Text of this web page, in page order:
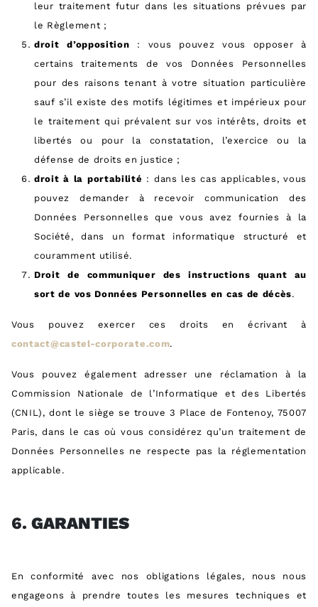
leur traitement futur dans les situations prévues par
le Règlement ;
droit d’opposition : vous pouvez vous opposer à
certains traitements de vos Données Personnelles
pour des raisons tenant à votre situation particulière
sauf s’il existe des motifs légitimes et impérieux pour
le traitement qui prévalent sur vos intérêts, droits et
libertés ou pour la constatation, l’exercice ou la
défense de droits en justice ;
droit à la portabilité : dans les cas applicables, vous
pouvez demander à recevoir communication des
Données Personnelles que vous avez fournies à la
Société, dans un format informatique structuré et
couramment utilisé.
Droit de communiquer des instructions quant au
sort de vos Données Personnelles en cas de décès.
Vous pouvez exercer ces droits en écrivant à
contact@castel-corporate.com.
Vous pouvez également adresser une réclamation à la
Commission Nationale de l’Informatique et des Libertés
(CNIL), dont le siège se trouve 3 Place de Fontenoy, 75007
Paris, dans le cas où vous considérez qu’un traitement de
Données Personnelles ne respecte pas la réglementation
applicable.
6. GARANTIES
En conformité avec nos obligations légales, nous nous
engageons à prendre toutes les mesures techniques et